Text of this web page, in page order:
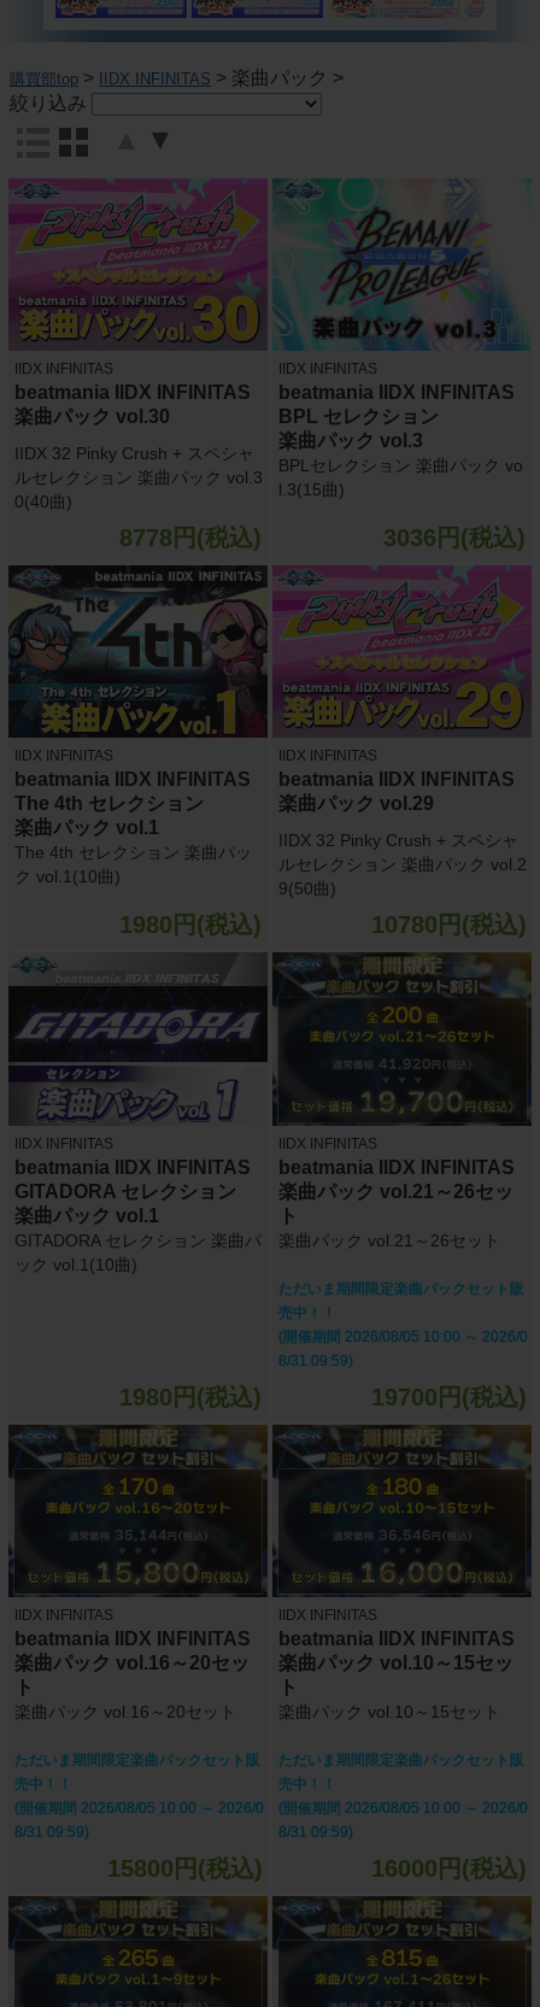
購買部top > IIDX INFINITAS > 楽曲パック >
絞り込み
▼
IIDX INFINITAS
beatmania IIDX INFINITAS
楽曲パック vol.30
IIDX 32 Pinky Crush + スペシャ
ルセレクション 楽曲パック vol.3
0(40曲)
8778円(税込)
IIDX INFINITAS
beatmania IIDX INFINITAS
BPL セレクション
楽曲パック vol.3
BPLセレクション 楽曲パック vo
l.3(15曲)
3036円(税込)
IIDX INFINITAS
beatmania IIDX INFINITAS
The 4th セレクション
楽曲パック vol.1
The 4th セレクション 楽曲パッ
ク vol.1(10曲)
1980円(税込)
IIDX INFINITAS
beatmania IIDX INFINITAS
楽曲パック vol.29
IIDX 32 Pinky Crush + スペシャ
ルセレクション 楽曲パック vol.2
9(50曲)
10780円(税込)
IIDX INFINITAS
beatmania IIDX INFINITAS
GITADORA セレクション
楽曲パック vol.1
GITADORA セレクション 楽曲パ
ック vol.1(10曲)
1980円(税込)
IIDX INFINITAS
beatmania IIDX INFINITAS
楽曲パック vol.21～26セッ
ト
楽曲パック vol.21～26セット
ただいま期間限定楽曲パックセット販
売中！！
(開催期間 2026/08/05 10:00 ～ 2026/0
8/31 09:59)
19700円(税込)
IIDX INFINITAS
beatmania IIDX INFINITAS
楽曲パック vol.16～20セッ
ト
楽曲パック vol.16～20セット
ただいま期間限定楽曲パックセット販
売中！！
(開催期間 2026/08/05 10:00 ～ 2026/0
8/31 09:59)
15800円(税込)
IIDX INFINITAS
beatmania IIDX INFINITAS
楽曲パック vol.10～15セッ
ト
楽曲パック vol.10～15セット
ただいま期間限定楽曲パックセット販
売中！！
(開催期間 2026/08/05 10:00 ～ 2026/0
8/31 09:59)
16000円(税込)